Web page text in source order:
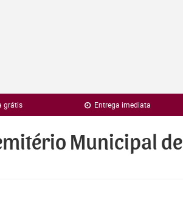
grátis Entrega imediata
Municipal de